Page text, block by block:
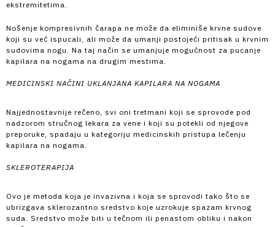
ekstremitetima.
Nošenje kompresivnih čarapa ne može da eliminiše krvne sudove
koji su već ispucali, ali može da umanji postojeći pritisak u krvnim
sudovima nogu. Na taj način se umanjuje mogućnost za pucanje
kapilara na nogama na drugim mestima.
MEDICINSKI NAČINI UKLANJANA KAPILARA NA NOGAMA
Najjednostavnije rečeno, svi oni tretmani koji se sprovode pod
nadzorom stručnog lekara za vene i koji su potekli od njegove
preporuke, spadaju u kategoriju medicinskih pristupa lečenju
kapilara na nogama.
SKLEROTERAPIJA
Ovo je metoda koja je invazivna i koja se sprovodi tako što se
ubrizgava sklerozantno sredstvo koje uzrokuje spazam krvnog
suda. Sredstvo može biti u tečnom ili penastom obliku i nakon